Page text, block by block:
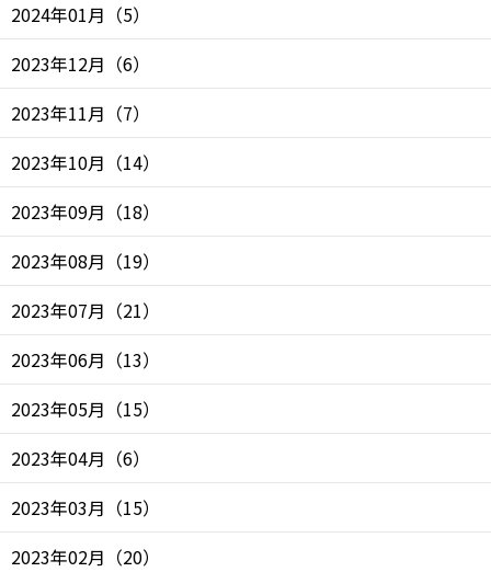
2024年01月 （5）
2023年12月 （6）
2023年11月 （7）
2023年10月 （14）
2023年09月 （18）
2023年08月 （19）
2023年07月 （21）
2023年06月 （13）
2023年05月 （15）
2023年04月 （6）
2023年03月 （15）
2023年02月 （20）